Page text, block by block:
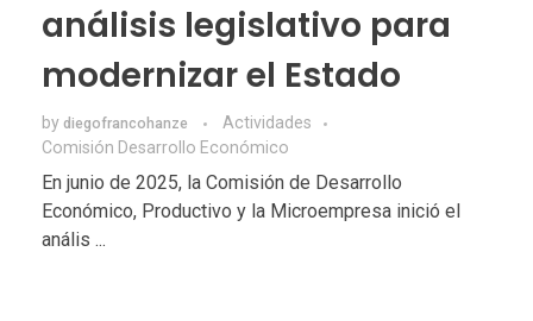
análisis legislativo para
modernizar el Estado
by diegofrancohanze
Actividades
Comisión Desarrollo Económico
En junio de 2025, la Comisión de Desarrollo
Económico, Productivo y la Microempresa inició el
anális ...